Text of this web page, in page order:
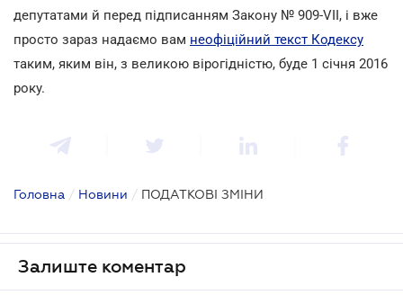
депутатами й перед підписанням Закону № 909-VII, і вже
просто зараз надаємо вам неофіційний текст Кодексу
таким, яким він, з великою вірогідністю, буде 1 січня 2016
року.
Головна / Новини / ПОДАТКОВІ ЗМІНИ
Залиште коментар